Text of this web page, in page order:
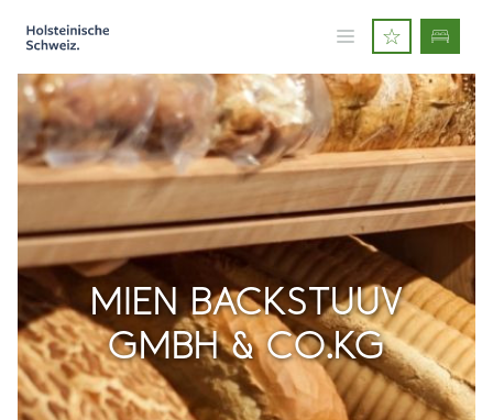
MIEN BACKSTUUV
GMBH & CO.KG